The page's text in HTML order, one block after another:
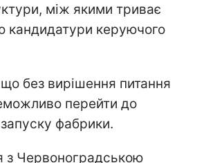
між якими триває
кандидатури керуючого
без вирішення питання
перейти до
фабрики.
з Червоноградською